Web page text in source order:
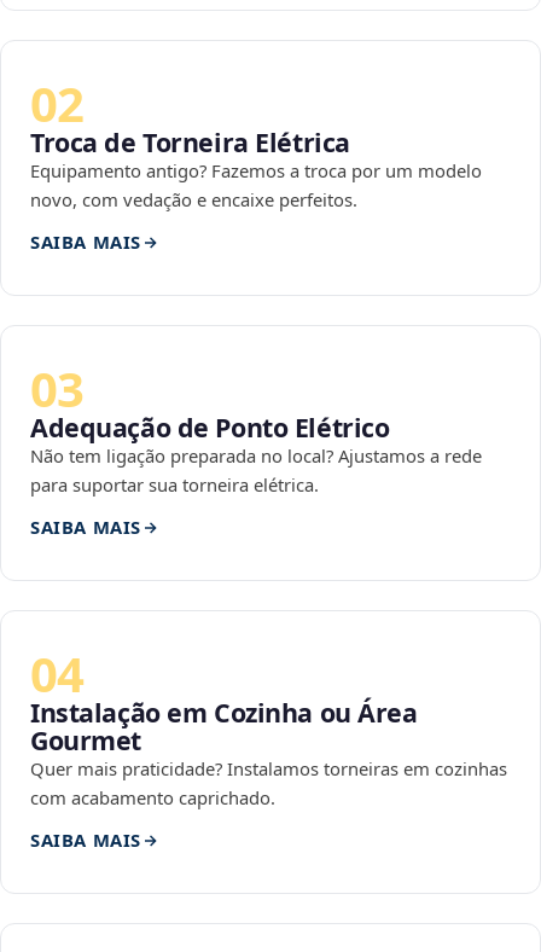
02
Troca de Torneira Elétrica
Equipamento antigo? Fazemos a troca por um modelo
novo, com vedação e encaixe perfeitos.
SAIBA MAIS
03
Adequação de Ponto Elétrico
Não tem ligação preparada no local? Ajustamos a rede
para suportar sua torneira elétrica.
SAIBA MAIS
04
Instalação em Cozinha ou Área
Gourmet
Quer mais praticidade? Instalamos torneiras em cozinhas
com acabamento caprichado.
SAIBA MAIS